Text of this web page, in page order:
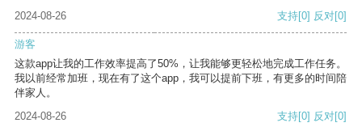
2024-08-26
支持[0] 反对[0]
游客
这款app让我的工作效率提高了50%，让我能够更轻松地完成工作任务。
我以前经常加班，现在有了这个app，我可以提前下班，有更多的时间陪
伴家人。
2024-08-26
支持[0] 反对[0]